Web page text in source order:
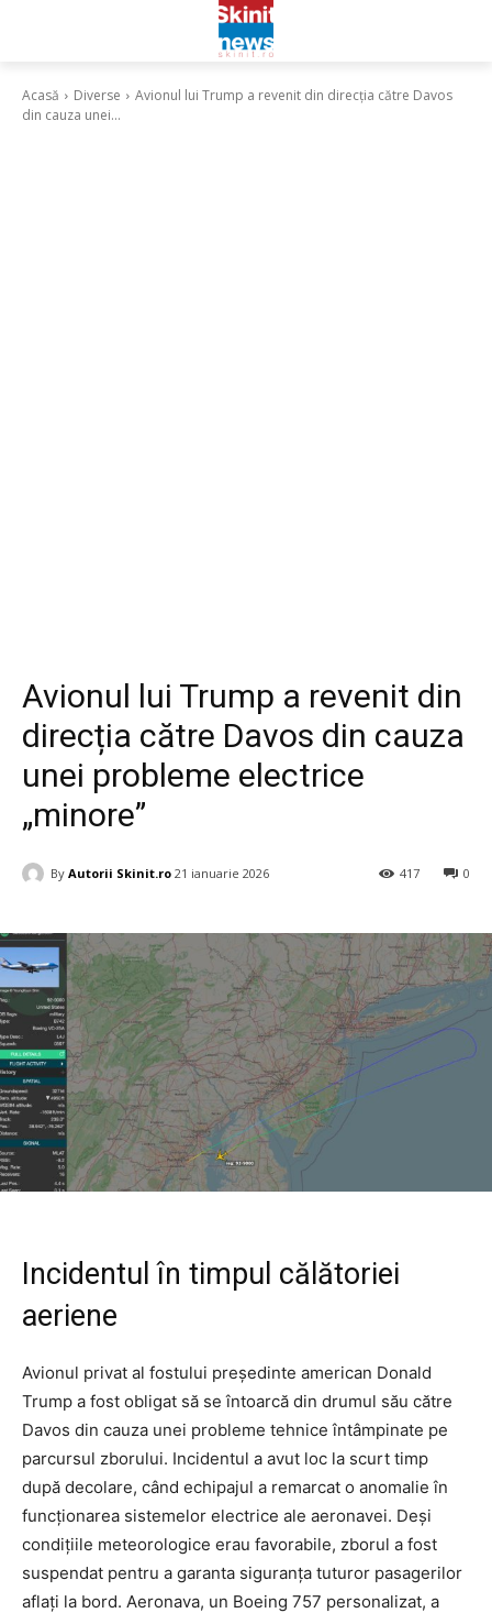
Acasă Diverse
Avionul lui Trump a revenit din direcția către Davos
din cauza unei...
Avionul lui Trump a revenit din
direcția către Davos din cauza
unei probleme electrice
„minore”
By Autorii Skinit.ro 21 ianuarie 2026 0
417
Incidentul în timpul călătoriei
aeriene
Avionul privat al fostului președinte american Donald
Trump a fost obligat să se întoarcă din drumul său către
Davos din cauza unei probleme tehnice întâmpinate pe
parcursul zborului. Incidentul a avut loc la scurt timp
după decolare, când echipajul a remarcat o anomalie în
funcționarea sistemelor electrice ale aeronavei. Deși
condițiile meteorologice erau favorabile, zborul a fost
suspendat pentru a garanta siguranța tuturor pasagerilor
aflați la bord. Aeronava, un Boeing 757 personalizat, a